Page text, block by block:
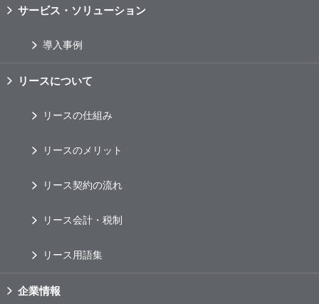
サービス・ソリューション
導入事例
リースについて
リースの仕組み
リースのメリット
リース契約の流れ
リース会計・税制
リース用語集
企業情報